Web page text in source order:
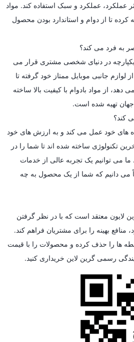
عملکرد و سبک استفاده کند. مواد
کرده تا از دوام و استاندارد بودن محصول
به فرد می کند؟
در دنیای شخصی مشتری قرار می
لوازم جانبی موبایل ممتاز خود گرفته تا
از مواد بادوام با کیفیت بالا ساخته
تهیه شده است.
کند؟
های خود عمل می کند و به ارزش های خود
تکنولوژی ساخته شده اند تا شما را در
می توانیم یک تجربه عالی از خدمات
می دانیم که شما از یک محصول به چه
لایون معتقد است که با در نظر گرفتن
بهینه را برای مشتریان فراهم کند.
ها را حذف کرده و محصولات را با قیمت
رسمی گرین لاین خریداری کنید.